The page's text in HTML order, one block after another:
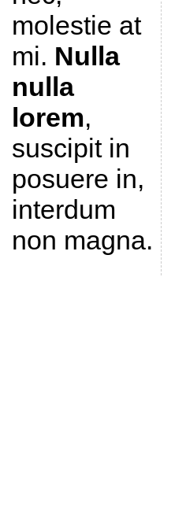
molestie at
mi. Nulla
nulla
lorem,
suscipit in
posuere in,
interdum
non magna.